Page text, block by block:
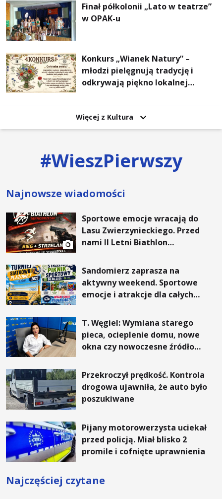
Finał półkolonii „Lato w teatrze”
w OPAK-u
Konkurs „Wianek Natury” –
młodzi pielęgnują tradycję i
odkrywają piękno lokalnej
Więcej z Kultura
#WieszPierwszy
Najnowsze wiadomości
Sportowe emocje wracają do
Lasu Zwierzynieckiego. Przed
nami II Letni Biathlon
Sandomierz zaprasza na
aktywny weekend. Sportowe
emocje i atrakcje dla całych
T. Węgiel: Wymiana starego
pieca, ocieplenie domu, nowe
okna czy nowoczesne źródło
rachunki za energię, lepszy
komfort życia i... czystsze
powietrze
Przekroczył prędkość. Kontrola
drogowa ujawniła, że auto było
poszukiwane
Pijany motorowerzysta uciekał
przed policją. Miał blisko 2
promile i cofnięte uprawnienia
Najczęściej czytane